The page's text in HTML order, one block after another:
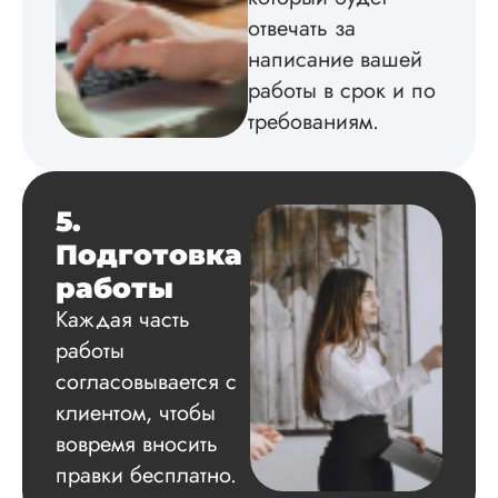
Менеджер
мне рассказал об
условиях
сотрудничества,
Все документы,
которые были у
на руках я
предоставила.
мысли что со
что-то прогорит или
бред напишут (у
повы...
Читать полный
Ольга
отвечать за
написание вашей
работы в срок и по
требованиям.
5.
Подготовка
работы
Каждая часть
работы
согласовывается с
клиентом, чтобы
вовремя вносить
правки бесплатно.